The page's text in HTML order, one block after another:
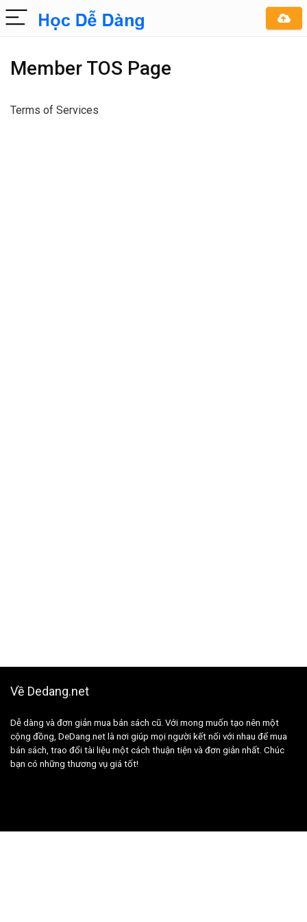
Member TOS Page
Terms of Services
Về Dedang.net
Dễ dàng và đơn giản mua bán sách cũ. Với mong muốn tạo nên một
cộng đồng, DeDang.net là nơi giúp mọi người kết nối với nhau để mua
bán sách, trao đổi tài liệu một cách thuận tiện và đơn giản nhất. Chúc
bạn có những thương vụ giá tốt!